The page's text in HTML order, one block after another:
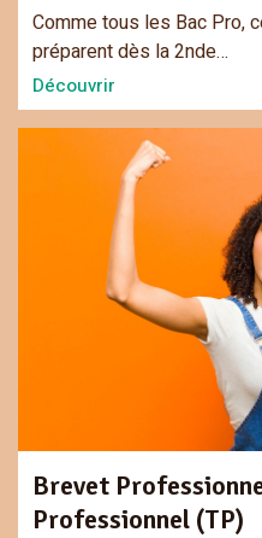
Comme tous les Bac Pro,
préparent dès la 2nde…
Découvrir
Brevet
Professionnel (TP)